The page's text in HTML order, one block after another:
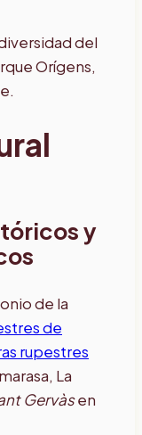
del
Orígens,
y
de la
de
rupestres
La
Gervàsen